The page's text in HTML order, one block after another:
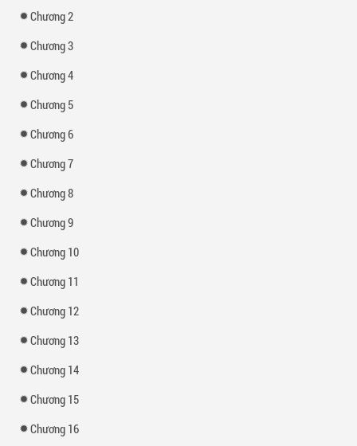
Chương 2
Chương 3
Chương 4
Chương 5
Chương 6
Chương 7
Chương 8
Chương 9
Chương 10
Chương 11
Chương 12
Chương 13
Chương 14
Chương 15
Chương 16